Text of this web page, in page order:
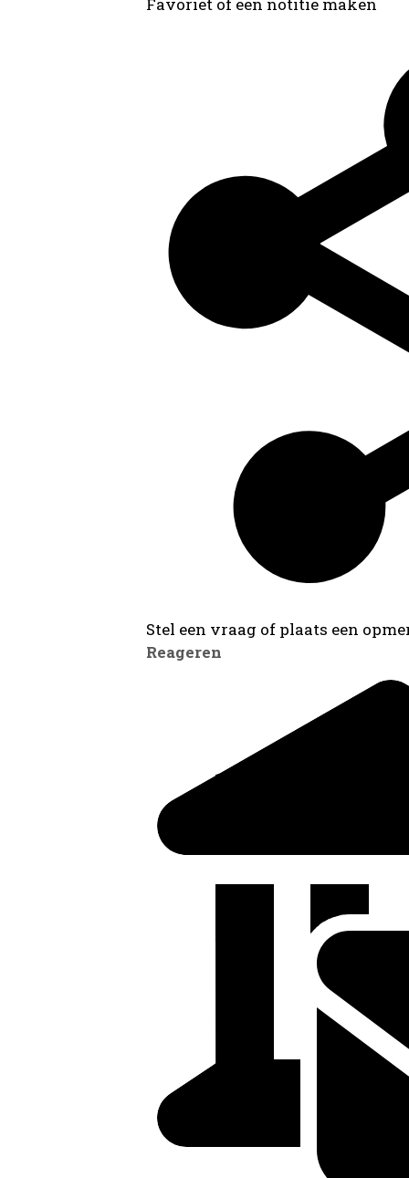
Stel een vraag of plaats een
Reageren